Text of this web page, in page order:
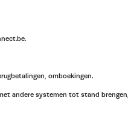
omboekingen.
andere systemen tot stand